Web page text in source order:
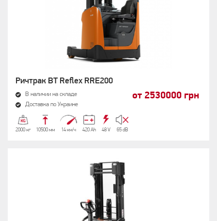
Ричтрак BT Reflex RRE200
В наличии на складе
Доставка по Украине
от 2530000 грн
2000 кг 10500 мм 14 км/ч 420 Аh 48 V 65 dB